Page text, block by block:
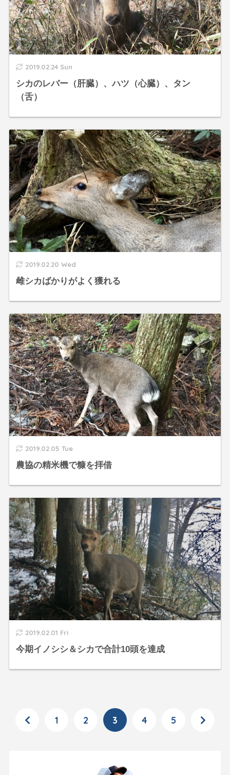
2019.02.24 Sun
シカのレバー（肝臓）、ハツ（心臓）、タン
（舌）
2019.02.20 Wed
雌シカばかりがよく獲れる
2019.02.05 Tue
農協の精米機で糠を拝借
2019.02.01 Fri
今期イノシシ＆シカで合計10頭を達成
1 2 3 4 5